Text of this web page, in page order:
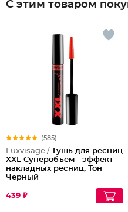
С этим товаром
(585)
Luxvisage / Тушь для ресниц
XXL Суперобъем - эффект
накладных ресниц, Тон
Черный
439 ₽